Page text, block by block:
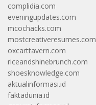
complidia.com
eveningupdates.com
mcochacks.com
mostcreativeresumes.com
oxcarttavern.com
riceandshinebrunch.com
shoesknowledge.com
aktualinformasi.id
faktadunia.id